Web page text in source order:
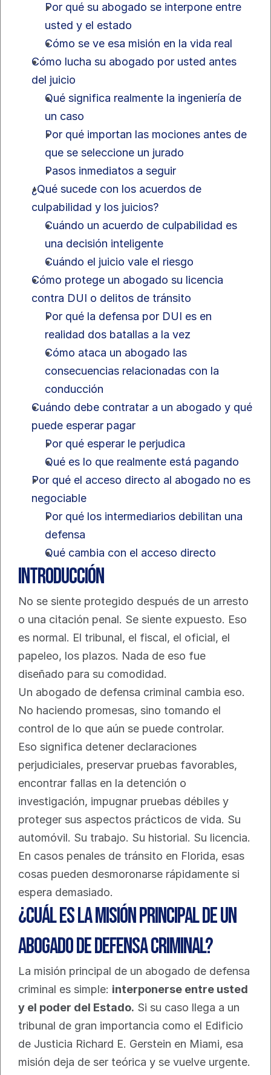
Por qué su abogado se interpone entre
usted y el estado
Cómo se ve esa misión en la vida real
Cómo lucha su abogado por usted antes
del juicio
Qué significa realmente la ingeniería de
un caso
Por qué importan las mociones antes de
que se seleccione un jurado
Pasos inmediatos a seguir
¿Qué sucede con los acuerdos de
culpabilidad y los juicios?
Cuándo un acuerdo de culpabilidad es
una decisión inteligente
Cuándo el juicio vale el riesgo
Cómo protege un abogado su licencia
contra DUI o delitos de tránsito
Por qué la defensa por DUI es en
realidad dos batallas a la vez
Cómo ataca un abogado las
consecuencias relacionadas con la
conducción
Cuándo debe contratar a un abogado y qué
puede esperar pagar
Por qué esperar le perjudica
Qué es lo que realmente está pagando
Por qué el acceso directo al abogado no es
negociable
Por qué los intermediarios debilitan una
defensa
Qué cambia con el acceso directo
Introducción
No se siente protegido después de un arresto
o una citación penal. Se siente expuesto. Eso
es normal. El tribunal, el fiscal, el oficial, el
papeleo, los plazos. Nada de eso fue
diseñado para su comodidad.
Un abogado de defensa criminal cambia eso.
No haciendo promesas, sino tomando el
control de lo que aún se puede controlar.
Eso significa detener declaraciones
perjudiciales, preservar pruebas favorables,
encontrar fallas en la detención o
investigación, impugnar pruebas débiles y
proteger sus aspectos prácticos de vida. Su
automóvil. Su trabajo. Su historial. Su licencia.
En casos penales de tránsito en Florida, esas
cosas pueden desmoronarse rápidamente si
espera demasiado.
¿Cuál es la misión principal de un
abogado de defensa criminal?
La misión principal de un abogado de defensa
criminal es simple: interponerse entre usted
y el poder del Estado. Si su caso llega a un
tribunal de gran importancia como el Edificio
de Justicia Richard E. Gerstein en Miami, esa
misión deja de ser teórica y se vuelve urgente.